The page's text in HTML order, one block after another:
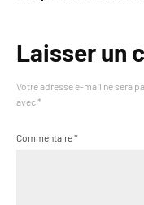
Laisser un
Votre adresse e-mail ne sera
avec *
Commentaire*